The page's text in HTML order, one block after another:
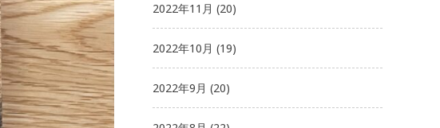
2022年11月 (20)
2022年10月 (19)
2022年9月 (20)